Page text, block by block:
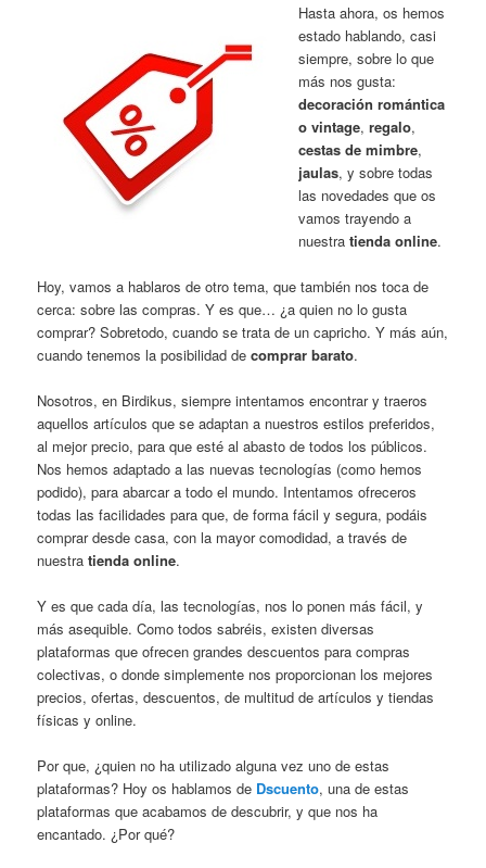
Hasta ahora, os hemos
estado hablando, casi
siempre, sobre lo que
más nos gusta:
decoración romántica
o vintage,regalo,
cestas de mimbre,
jaulas, y sobre todas
las novedades que os
vamos trayendo a
nuestratienda online.
Hoy, vamos a hablaros de otro tema, que también nos toca de
cerca: sobre las compras. Y es que… ¿a quien no lo gusta
comprar? Sobretodo, cuando se trata de un capricho. Y más aún,
cuando tenemos la posibilidad decomprar barato.
Nosotros, en Birdikus, siempre intentamos encontrar y traeros
aquellos artículos que se adaptan a nuestros estilos preferidos,
al mejor precio, para que esté al abasto de todos los públicos.
Nos hemos adaptado a las nuevas tecnologías (como hemos
podido), paraabarcar a todo el mundo. Intentamos ofreceros
todas las facilidades para que, de forma fácil y segura, podáis
comprar desde casa, con la mayor comodidad, a través de
nuestratienda online.
Y es que cada día, las tecnologías, nos lo ponen más fácil, y
más asequible. Como todos sabréis, existen diversas
plataformas que ofrecen grandes descuentos para compras
colectivas, o donde simplemente nos proporcionan los mejores
precios, ofertas, descuentos, de multitud de artículos y tiendas
físicas y online.
Por que, ¿quien no ha utilizado alguna vez uno de estas
plataformas? Hoy os hablamos de Dscuento, una de estas
plataformas que acabamos de descubrir, y que nos ha
encantado. ¿Por qué?